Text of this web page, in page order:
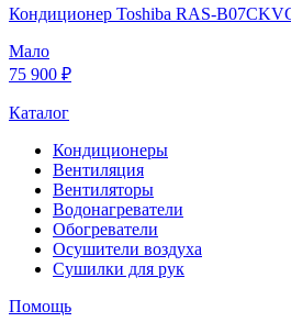
Кондиционер Toshiba RAS-
Мало
75 900 ₽
Каталог
Кондиционеры
Вентиляция
Вентиляторы
Водонагреватели
Обогреватели
Осушители воздуха
Сушилки для рук
Помощь